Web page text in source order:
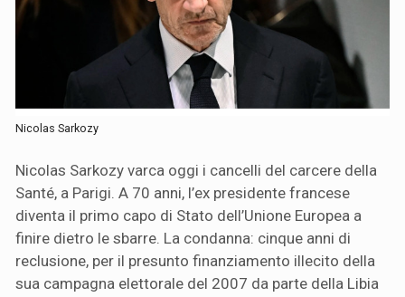
Nicolas Sarkozy
Nicolas Sarkozy varca oggi i cancelli del carcere della
Santé, a Parigi. A 70 anni, l’ex presidente francese
diventa il primo capo di Stato dell’Unione Europea a
finire dietro le sbarre. La condanna: cinque anni di
reclusione, per il presunto finanziamento illecito della
sua campagna elettorale del 2007 da parte della Libia